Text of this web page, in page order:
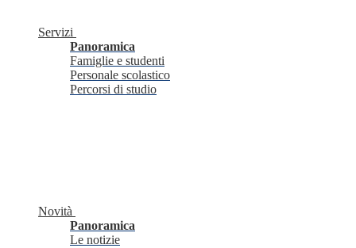
Servizi
Panoramica
Famiglie e studenti
Personale scolastico
Percorsi di studio
Novità
Panoramica
Le notizie